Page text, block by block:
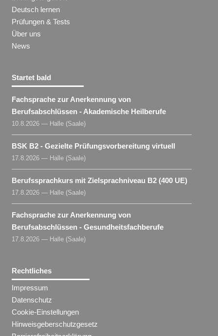
Deutsch lernen
Prüfungen & Tests
Über uns
News
Startet bald
Fachsprache zur Anerkennung von
Berufsabschlüssen - Akademische Heilberufe
10.8.2026 — Halle (Saale)
BSK B2 - Gezielte Prüfungsvorbereitung virtuell
17.8.2026 — Halle (Saale)
Berufssprachkurs mit Zielsprachniveau B2 (400 UE)
17.8.2026 — Halle (Saale)
Fachsprache zur Anerkennung von
Berufsabschlüssen - Gesundheitsfachberufe
17.8.2026 — Halle (Saale)
Rechtliches
Impressum
Datenschutz
Cookie-Einstellungen
Hinweisgeberschutzgesetz